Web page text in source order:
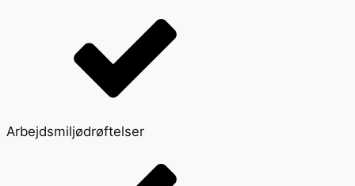
Arbejdsmiljødrøftelser